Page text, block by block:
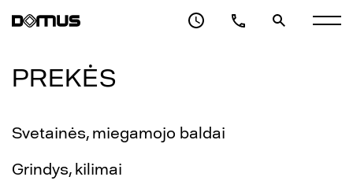
PREKĖS
Svetainės, miegamojo baldai
Grindys, kilimai